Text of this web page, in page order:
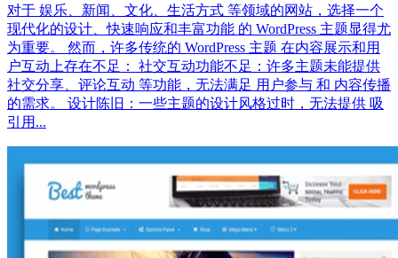
对于 娱乐、新闻、文化、生活方式 等领域的网站，选择一个
现代化的设计、快速响应和丰富功能 的 WordPress 主题显得尤
为重要。 然而，许多传统的 WordPress 主题 在内容展示和用
户互动上存在不足： 社交互动功能不足：许多主题未能提供
社交分享、评论互动 等功能，无法满足 用户参与 和 内容传播
的需求。 设计陈旧：一些主题的设计风格过时，无法提供 吸
引用...